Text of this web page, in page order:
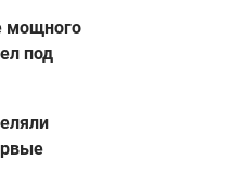
мощного
под